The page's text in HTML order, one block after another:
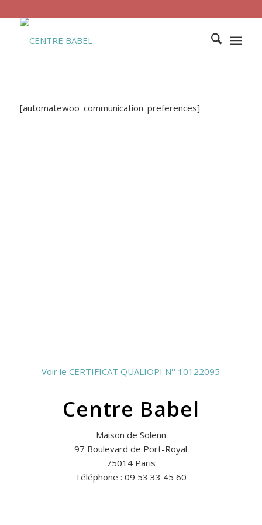
[automatewoo_communication_preferences]
Voir le CERTIFICAT QUALIOPI N° 10122095
Centre Babel
Maison de Solenn
97 Boulevard de Port-Royal
75014 Paris
Téléphone : 09 53 33 45 60